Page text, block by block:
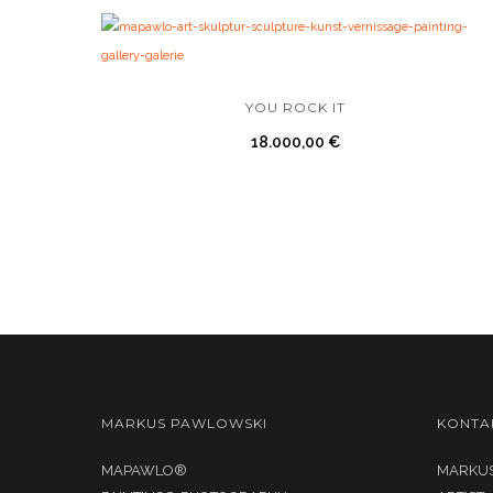
YOU ROCK IT
18.000,00 €
MARKUS PAWLOWSKI
MAPAWLO®